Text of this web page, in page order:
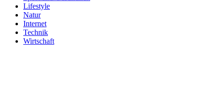
Lifestyle
Natur
Internet
Technik
Wirtschaft